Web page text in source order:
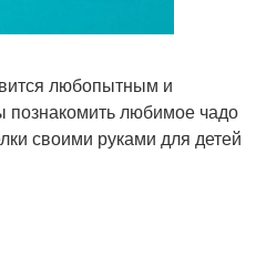
любопытным и
любимое чадо
своими руками для детей